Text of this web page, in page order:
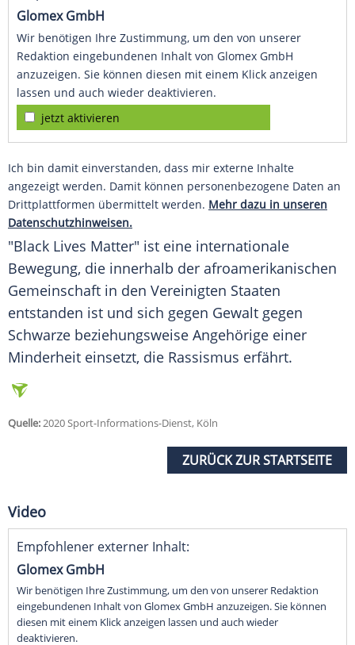
Glomex GmbH
Wir benötigen Ihre Zustimmung, um den von unserer
Redaktion eingebundenen Inhalt von Glomex GmbH
anzuzeigen. Sie können diesen mit einem Klick anzeigen
lassen und auch wieder deaktivieren.
jetzt aktivieren
Ich bin damit einverstanden, dass mir externe Inhalte
angezeigt werden. Damit können personenbezogene Daten an
Drittplattformen übermittelt werden. Mehr dazu in unseren
Datenschutzhinweisen.
"Black Lives Matter" ist eine internationale
Bewegung, die innerhalb der afroamerikanischen
Gemeinschaft in den Vereinigten Staaten
entstanden ist und sich gegen Gewalt gegen
Schwarze beziehungsweise Angehörige einer
Minderheit einsetzt, die Rassismus erfährt.
Quelle:2020 Sport-Informations-Dienst, Köln
ZURÜCK ZUR STARTSEITE
Video
Empfohlener externer Inhalt:
Glomex GmbH
Wir benötigen Ihre Zustimmung, um den von unserer Redaktion
eingebundenen Inhalt von Glomex GmbH anzuzeigen. Sie können
diesen mit einem Klick anzeigen lassen und auch wieder
deaktivieren.